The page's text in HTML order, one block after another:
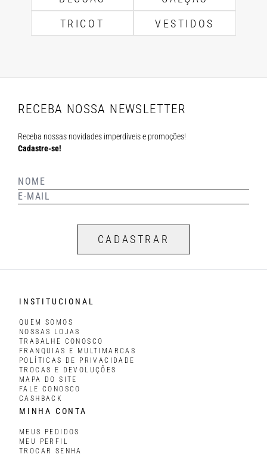
TRICOT
VESTIDOS
RECEBA NOSSA NEWSLETTER
Receba nossas novidades imperdíveis e promoções!
Cadastre-se!
CADASTRAR
INSTITUCIONAL
QUEM SOMOS
NOSSAS LOJAS
TRABALHE CONOSCO
FRANQUIAS E MULTIMARCAS
POLÍTICAS DE PRIVACIDADE
TROCAS E DEVOLUÇÕES
MAPA DO SITE
FALE CONOSCO
CASHBACK
MINHA CONTA
MEUS PEDIDOS
MEU PERFIL
TROCAR SENHA